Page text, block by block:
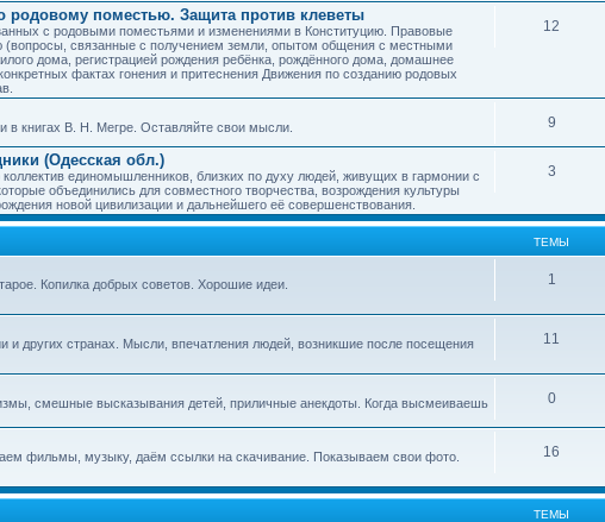
поместью. Защита против клеветы
с родовыми поместьями и изменениями в Конституцию. Правовые
связанные с получением земли, опытом общения с местными
дома, регистрацией рождения ребёнка, рождённого дома, домашнее
фактах гонения и притеснения Движения по созданию родовых
12
в книгах В. Н. Мегре. Оставляйте свои мысли. 9
(Одесская обл.)
единомышленников, близких по духу людей, живущих в гармонии с
объединились для совместного творчества, возрождения культуры
новой цивилизации и дальнейшего её совершенствования.
3
ТЕМЫ
Копилка добрых советов. Хорошие идеи. 1
и других странах. Мысли, впечатления людей, возникшие после посещения
11
смешные высказывания детей, приличные анекдоты. Когда высмеиваешь
0
фильмы, музыку, даём ссылки на скачивание. Показываем свои фото. 16
ТЕМЫ